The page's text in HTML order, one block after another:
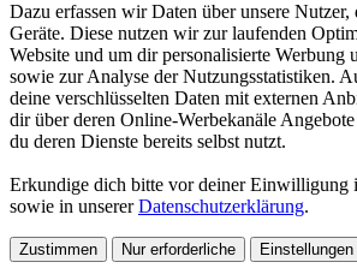
Dazu erfassen wir Daten über unsere Nutzer,
Geräte. Diese nutzen wir zur laufenden
Website und um dir personalisierte Werbung
sowie zur Analyse der Nutzungsstatistiken.
deine verschlüsselten Daten mit externen
dir über deren Online-Werbekanäle
du deren Dienste bereits selbst nutzt.
Erkundige dich bitte vor deiner Einwilligung
sowie in unsererDatenschutzerklärung.
Zustimmen Nur erforderliche